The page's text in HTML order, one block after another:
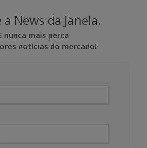
a News da Janela.
nunca mais perca
notícias do mercado!